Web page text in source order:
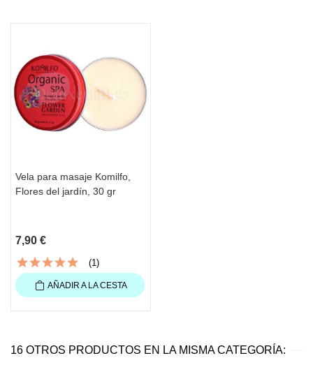
Vela para masaje Komilfo,
Flores del jardín, 30 gr
7,90 €
(1)
AÑADIR A LA CESTA
16 OTROS PRODUCTOS EN LA MISMA CATEGORÍA: